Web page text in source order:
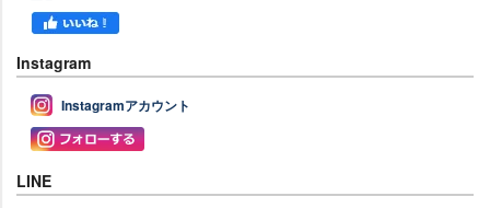
Instagram
Instagramアカウント
LINE